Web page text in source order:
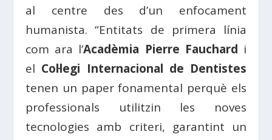
al centre des d’un enfocament
humanista. “Entitats de primera línia
com ara l’Acadèmia Pierre Fauchard i
el Col·legi Internacional de Dentistes
tenen un paper fonamental perquè els
professionals utilitzin les noves
tecnologies amb criteri, garantint un